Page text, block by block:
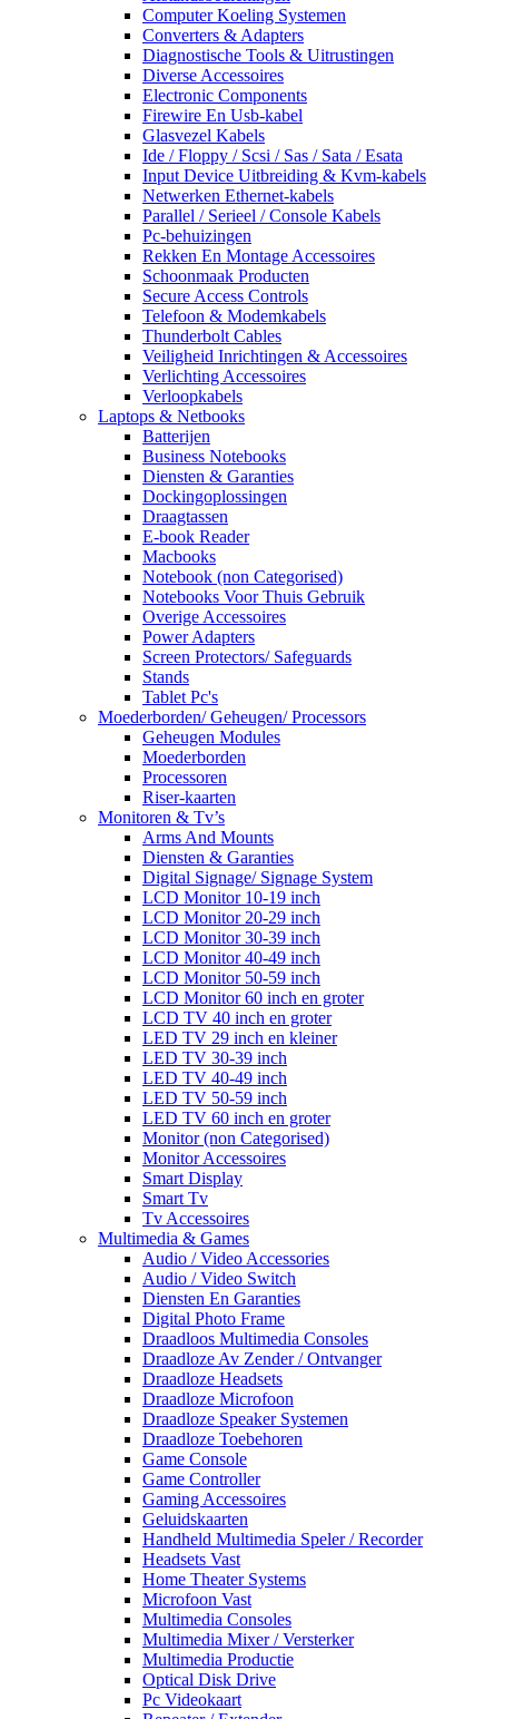
Computer Koeling Systemen
Converters & Adapters
Diagnostische Tools & Uitrustingen
Diverse Accessoires
Electronic Components
Firewire En Usb-kabel
Glasvezel Kabels
Ide / Floppy / Scsi / Sas / Sata / Esata
Input Device Uitbreiding & Kvm-kabels
Netwerken Ethernet-kabels
Parallel / Serieel / Console Kabels
Pc-behuizingen
Rekken En Montage Accessoires
Schoonmaak Producten
Secure Access Controls
Telefoon & Modemkabels
Thunderbolt Cables
Veiligheid Inrichtingen & Accessoires
Verlichting Accessoires
Verloopkabels
Laptops & Netbooks
Batterijen
Business Notebooks
Diensten & Garanties
Dockingoplossingen
Draagtassen
E-book Reader
Macbooks
Notebook (non Categorised)
Notebooks Voor Thuis Gebruik
Overige Accessoires
Power Adapters
Screen Protectors/ Safeguards
Stands
Tablet Pc's
Moederborden/ Geheugen/ Processors
Geheugen Modules
Moederborden
Processoren
Riser-kaarten
Monitoren & Tv’s
Arms And Mounts
Diensten & Garanties
Digital Signage/ Signage System
LCD Monitor 10-19 inch
LCD Monitor 20-29 inch
LCD Monitor 30-39 inch
LCD Monitor 40-49 inch
LCD Monitor 50-59 inch
LCD Monitor 60 inch en groter
LCD TV 40 inch en groter
LED TV 29 inch en kleiner
LED TV 30-39 inch
LED TV 40-49 inch
LED TV 50-59 inch
LED TV 60 inch en groter
Monitor (non Categorised)
Monitor Accessoires
Smart Display
Smart Tv
Tv Accessoires
Multimedia & Games
Audio / Video Accessories
Audio / Video Switch
Diensten En Garanties
Digital Photo Frame
Draadloos Multimedia Consoles
Draadloze Av Zender / Ontvanger
Draadloze Headsets
Draadloze Microfoon
Draadloze Speaker Systemen
Draadloze Toebehoren
Game Console
Game Controller
Gaming Accessoires
Geluidskaarten
Handheld Multimedia Speler / Recorder
Headsets Vast
Home Theater Systems
Microfoon Vast
Multimedia Consoles
Multimedia Mixer / Versterker
Multimedia Productie
Optical Disk Drive
Pc Videokaart